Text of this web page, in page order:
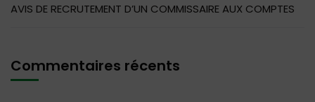
AVIS DE RECRUTEMENT D’UN COMMISSAIRE AUX COMPTES
Commentaires récents